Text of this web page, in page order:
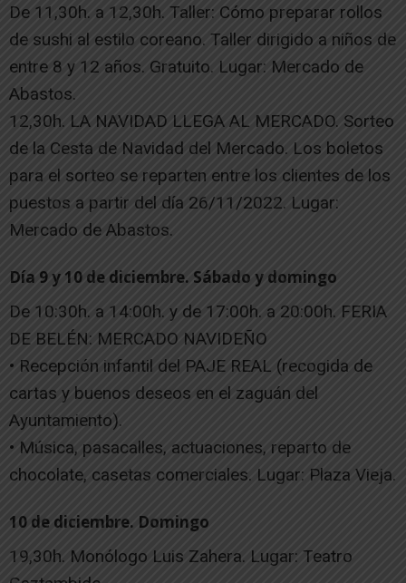
De 11,30h. a 12,30h. Taller: Cómo preparar rollos
de sushi al estilo coreano. Taller dirigido a niños de
entre 8 y 12 años. Gratuito. Lugar: Mercado de
Abastos.
12,30h. LA NAVIDAD LLEGA AL MERCADO. Sorteo
de la Cesta de Navidad del Mercado. Los boletos
para el sorteo se reparten entre los clientes de los
puestos a partir del día 26/11/2022. Lugar:
Mercado de Abastos.
Día 9 y 10 de diciembre. Sábado y domingo
De 10:30h. a 14:00h. y de 17:00h. a 20:00h. FERIA
DE BELÉN: MERCADO NAVIDEÑO
• Recepción infantil del PAJE REAL (recogida de
cartas y buenos deseos en el zaguán del
Ayuntamiento).
• Música, pasacalles, actuaciones, reparto de
chocolate, casetas comerciales. Lugar: Plaza Vieja.
10 de diciembre. Domingo
19,30h. Monólogo Luis Zahera. Lugar: Teatro